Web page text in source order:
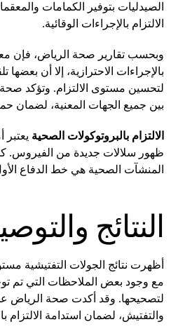
الصيدليات بتوفير الكمامات
الالتزام بالإجراءات الوقائية.
وبحسب تقارير صحة الرياض، فإن
بالإجراءات الاحترازية، إلا أن
لتحسين مستوى الالتزام. وتؤكد
بين جميع الجهات المعنية، لضمان
الالتزام بالبروتوكولات الصحية يعتبر
ظهور سلالات جديدة من الفيروس.
المنشآت الصحية هي خط الدفاع
النتائج
أظهرت نتائج الجولات التفتيشية
مع وجود بعض الملاحظات التي تم
لتصحيحها. وقد أكدت صحة الرياض
والتفتيش، لضمان استدامة الالتزام